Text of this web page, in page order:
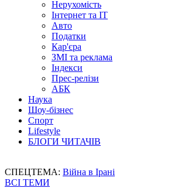
Нерухомість
Інтернет та IT
Авто
Податки
Кар'єра
ЗМІ та реклама
Індекси
Прес-релізи
АБК
Наука
Шоу-бізнес
Спорт
Lifestyle
БЛОГИ ЧИТАЧІВ
СПЕЦТЕМА: Війна в Ірані
ВСІ ТЕМИ